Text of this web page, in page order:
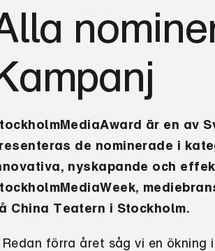
är en av
de nominerade i
nyskapande och
China Teatern i Stockholm.
förra året såg vi en